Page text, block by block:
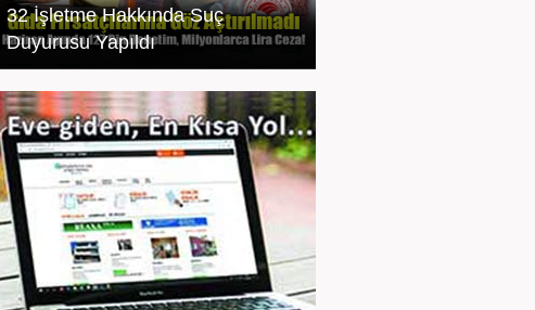
32 İşletme Hakkında Suç
Duyurusu Yapıldı